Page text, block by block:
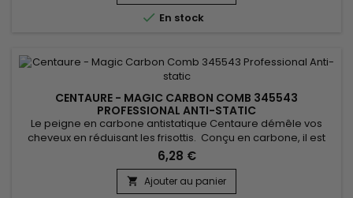
 En stock
CENTAURE - MAGIC CARBON COMB 345543
PROFESSIONAL ANTI-STATIC
Le peigne en carbone antistatique Centaure démêle vos
cheveux en réduisant les frisottis. Conçu en carbone, il est
léger et durable. Les propriétés de Centaure - Magic Carbon
Comb réduisent l’électricité statique de vos cheveux pour
offrir un coiffage soyeux. Pour tous types de cheveux.
6,28 €
 Ajouter au panier